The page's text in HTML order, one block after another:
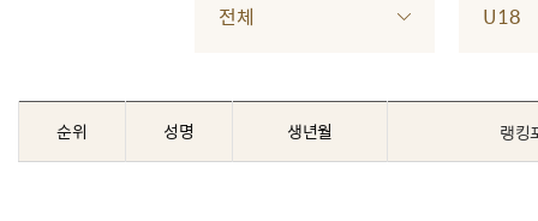
전체 U18
순위 성명 생년월 랭킹